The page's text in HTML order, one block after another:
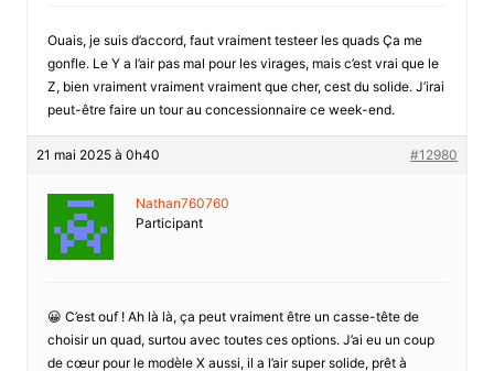
Ouais, je suis d’accord, faut vraiment testeer les quads Ça me
gonfle. Le Y a l’air pas mal pour les virages, mais c’est vrai que le
Z, bien vraiment vraiment vraiment que cher, cest du solide. J’irai
peut-être faire un tour au concessionnaire ce week-end.
21 mai 2025 à 0h40 #12980
Nathan760760
Participant
😀 C’est ouf ! Ah là là, ça peut vraiment être un casse-tête de
choisir un quad, surtou avec toutes ces options. J’ai eu un coup
de cœur pour le modèle X aussi, il a l’air super solide, prêt à